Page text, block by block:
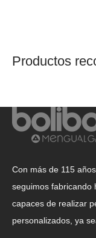
Productos
Con más de 115
seguimos fabricando
capaces de realizar
personalizados, ya